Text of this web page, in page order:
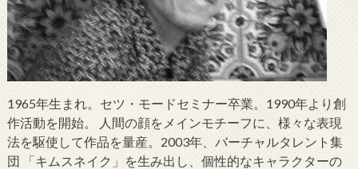
1965年生まれ。セツ・モードセミナー卒業。1990年より創
作活動を開始。 人間の顔をメインモチーフに、様々な表現
法を駆使して作品を量産。2003年、バーチャルタレント集
団 「キムスネイク」を生み出し、個性的なキャラクターの